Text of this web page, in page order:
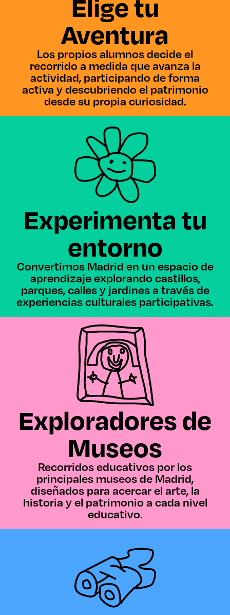
Elige tu
Aventura
Los propios alumnos decide el
recorrido a medida que avanza la
actividad, participando de forma
activa y descubriendo el patrimonio
desde su propia curiosidad.
Experimenta tu
entorno
Convertimos Madrid en un espacio de
aprendizaje explorando castillos,
parques, calles y jardines a través de
experiencias culturales participativas.
Exploradores de
Museos
Recorridos educativos por los
principales museos de Madrid,
diseñados para acercar el arte, la
historia y el patrimonio a cada nivel
educativo.